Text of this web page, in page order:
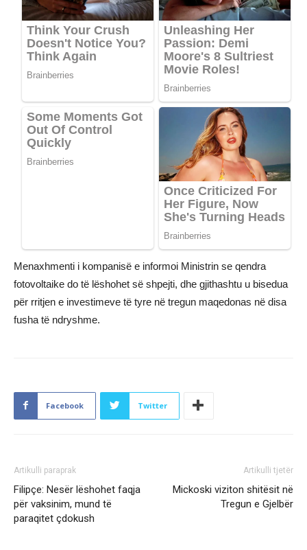
Menaxhmenti i kompanisë e informoi Ministrin se qendra
fotovoltaike do të lëshohet së shpejti, dhe gjithashtu u bisedua
për rritjen e investimeve të tyre në tregun maqedonas në disa
fusha të ndryshme.
Facebook Twitter
Artikulli paraprak
Filipçe: Nesër lëshohet faqja
për vaksinim, mund të
paraqitet çdokush
Artikulli tjetër
Mickoski viziton shitësit në
Tregun e Gjelbër